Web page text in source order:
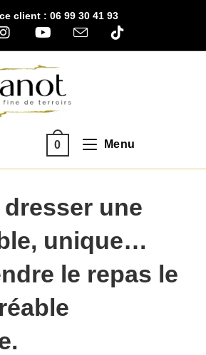
client : 06 99 30 41 93
0 Menu
dresser une
unique…
le repas le